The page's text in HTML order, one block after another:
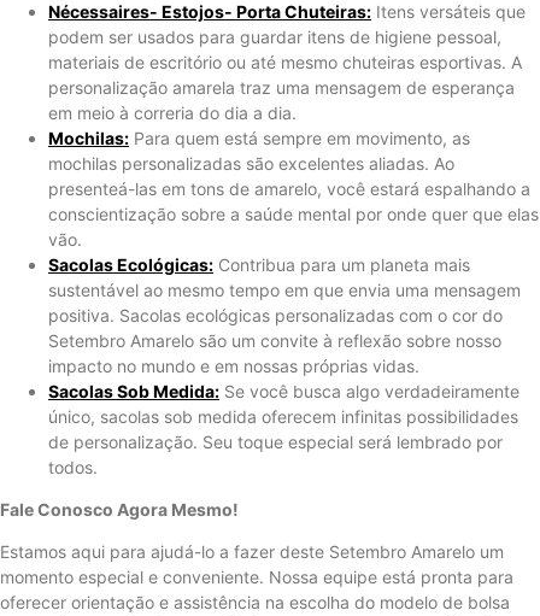
Nécessaires- Estojos- Porta Chuteiras: Itens versáteis que
podem ser usados ​​para guardar itens de higiene pessoal,
materiais de escritório ou até mesmo chuteiras esportivas. A
personalização amarela traz uma mensagem de esperança
em meio à correria do dia a dia.
Mochilas: Para quem está sempre em movimento, as
mochilas personalizadas são excelentes aliadas. Ao
presenteá-las em tons de amarelo, você estará espalhando a
conscientização sobre a saúde mental por onde quer que elas
vão.
Sacolas Ecológicas: Contribua para um planeta mais
sustentável ao mesmo tempo em que envia uma mensagem
positiva. Sacolas ecológicas personalizadas com o cor do
Setembro Amarelo são um convite à reflexão sobre nosso
impacto no mundo e em nossas próprias vidas.
Sacolas Sob Medida: Se você busca algo verdadeiramente
único, sacolas sob medida oferecem infinitas possibilidades
de personalização. Seu toque especial será lembrado por
todos.
Fale Conosco Agora Mesmo!
Estamos aqui para ajudá-lo a fazer deste Setembro Amarelo um
momento especial e conveniente. Nossa equipe está pronta para
oferecer orientação e assistência na escolha do modelo de bolsa